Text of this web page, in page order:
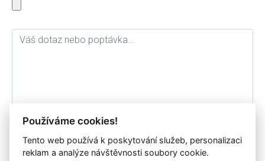
Souhlasím se zpracováním osobních údajů a jejich
Používáme cookies!
Tento web používá k poskytování služeb, personalizaci
reklam a analýze návštěvnosti soubory cookie.